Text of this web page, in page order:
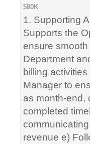
$80K
1. Supporting
Supports the
ensure
Department
billing
Manager to
as month-end,
completed
revenue e)